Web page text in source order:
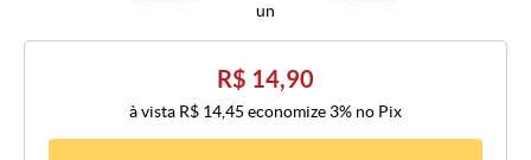
un
R$ 14,90
à vista R$ 14,45 economize 3% no Pix